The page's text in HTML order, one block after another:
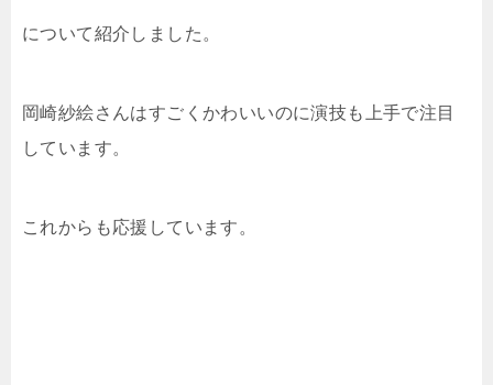
について紹介しました。
岡崎紗絵さんはすごくかわいいのに演技も上手で注目
しています。
これからも応援しています。